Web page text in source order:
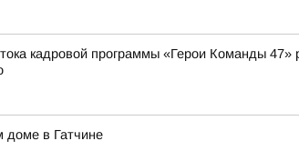
кадровой программы «Герои Команды
доме в Гатчине